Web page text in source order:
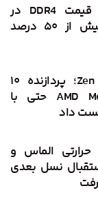
بحران در بازار حافظه؛ قیمت DDR4 در
سه‌ماهه سوم ۲۰۲۶ بیش از ۵۰ درصد
قدرت‌نمایی معماری Zen 6؛ پردازنده ۱۰
هسته‌ای AMD Medusa Point حتی با
داد
الماس و
نسل بعدی